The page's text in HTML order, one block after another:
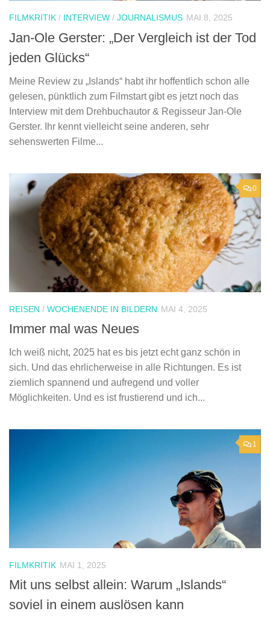
FILMKRITIK / INTERVIEW / JOURNALISMUS MAI 8, 2025
Jan-Ole Gerster: „Der Vergleich ist der Tod
jeden Glücks“
Meine Review zu „Islands“ habt ihr hoffentlich schon alle
gelesen, pünktlich zum Filmstart gibt es jetzt noch das
Interview mit dem Drehbuchautor & Regisseur Jan-Ole
Gerster. Ihr kennt vielleicht seine anderen, sehr
sehenswerten Filme...
0
REISEN / WOCHENENDE IN BILDERN MAI 4, 2025
Immer mal was Neues
Ich weiß nicht, 2025 hat es bis jetzt echt ganz schön in
sich. Und das ehrlicherweise in alle Richtungen. Es ist
ziemlich spannend und aufregend und voller
Möglichkeiten. Und es ist frustierend und ich...
1
FILMKRITIK MAI 1, 2025
Mit uns selbst allein: Warum „Islands“
soviel in einem auslösen kann